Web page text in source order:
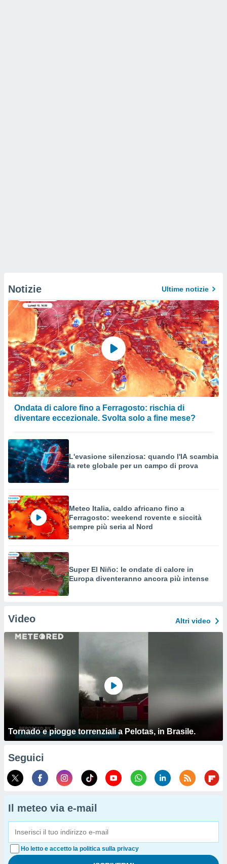
Notizie Ultime notizie
Ondata di calore fino a Ferragosto: rischia di
diventare eccezionale. Svolta solo a fine mese?
L'evasione silenziosa: quando l'IA scambia
la rete globale per un campo di prova
Meteo Italia, caldo africano fino a
Ferragosto: weekend rovente e siccità
sempre più seria al Nord
Super El Niño: le ondate di calore in
Europa diventeranno ancora più intense
Video Altri video
Tornado e piogge torrenziali a Pelotas, in Brasile.
Seguici
Il meteo via e-mail
Ho letto e accetto la politica sulla privacy